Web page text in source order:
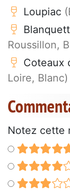
Loupiac
Roussillon,
Coteaux
Loire, Blanc)
Notez cette